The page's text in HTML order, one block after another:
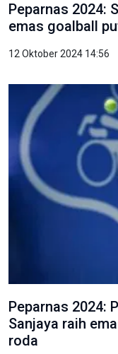
Peparnas 2024:
emas goalball
12 Oktober 2024 14:56
Peparnas 2024:
Sanjaya raih
roda